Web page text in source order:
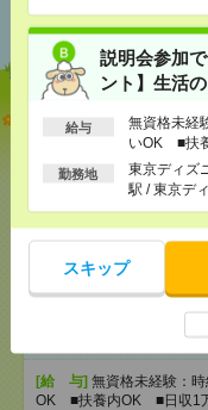
説明会参加
ント】生活
給与
無資格未経
いOK ■扶
以上
勤務地
東京ディズ
駅 / 東京デ
ン駅 / リゾ
ション駅 /
スキップ
お
【オープニング募
いも仕事の1つ[派
[給 与]無資格未経験：
[交通費]交通費全額支給
説明会参加で全員
活のお手伝い[派遣]
[給 与] 無資格未経験：
OK ■扶養内OK ■日収1